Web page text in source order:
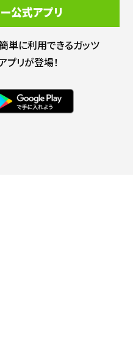
公式アプリ
単に利用できるガッツ
プリが登場！